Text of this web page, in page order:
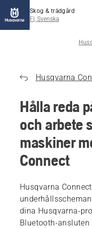
Skog & trädgård
FI, Svenska
Husqvarna
Hålla reda
och arbete
maskiner
Connect
Husqvarna
dina Husqvarna-
Bluetooth-ansluten